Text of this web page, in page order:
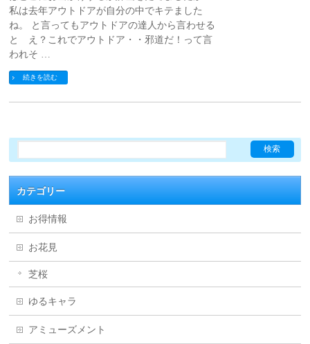
私は去年アウトドアが自分の中でキテました
ね。 と言ってもアウトドアの達人から言わせる
と え？これでアウトドア・・邪道だ！って言
われそ …
続きを読む
カテゴリー
お得情報
お花見
芝桜
ゆるキャラ
アミューズメント